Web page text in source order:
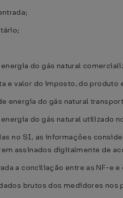
do gás natural
e valor do imposto, do produto
energia do gás natural
do gás natural utilizado
no SI, as informações
assinados digitalmente de
a conciliação entre as NF-
brutos dos medidores